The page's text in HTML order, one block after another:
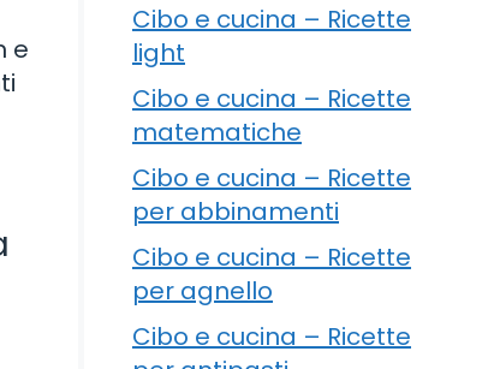
e
Cibo e cucina – Ricette
light
Cibo e cucina – Ricette
matematiche
Cibo e cucina – Ricette
per abbinamenti
Cibo e cucina – Ricette
per agnello
Cibo e cucina – Ricette